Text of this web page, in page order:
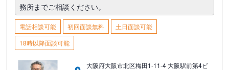
務所までご相談ください。
電話相談可能 初回面談無料
土日面談可能
18時以降面談可能
大阪府大阪市北区梅田1-11-4 大阪駅前第4ビ